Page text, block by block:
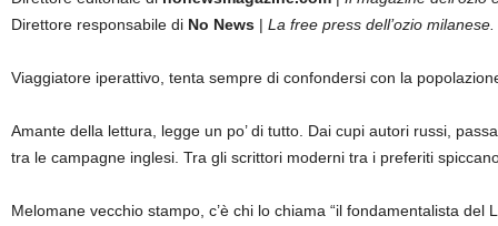
Direttore responsabile di No News | La free press dell’ozio milanese.
Viaggiatore iperattivo, tenta sempre di confondersi con la
Amante della lettura, legge un po’ di tutto. Dai cupi autori russi,
tra le campagne inglesi. Tra gli scrittori moderni tra i preferiti
Melomane vecchio stampo, c’è chi lo chiama “il fondamentalista